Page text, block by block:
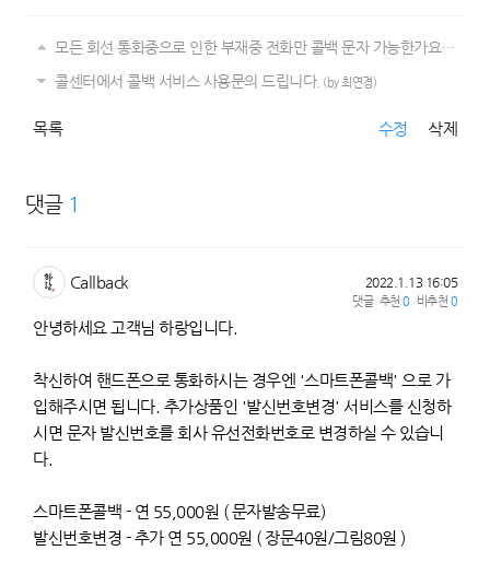
모든 회선 통화중으로 인한 부재중 전화만 콜백 문자 가능한가요? (by 청
콜센터에서 콜백 서비스 사용문의 드립니다. (by 최연경)
목록 수정 삭제
댓글 1
Callback 2022.1.13 16:05
댓글 추천0 비추천 0
안녕하세요 고객님 하랑입니다.
착신하여 핸드폰으로 통화하시는 경우엔 '스마트폰콜백' 으로 가
입해주시면 됩니다. 추가상품인 '발신번호변경' 서비스를 신청하
시면 문자 발신번호를 회사 유선전화번호로 변경하실 수 있습니
다.
스마트폰콜백 - 연 55,000원 ( 문자발송무료)
발신번호변경 - 추가 연 55,000원 ( 장문40원/그림80원 )